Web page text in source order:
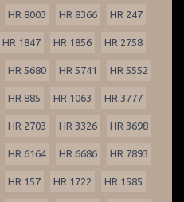
HR 8003 HR 8366 HR 247
HR 1847 HR 1856 HR 2758
HR 5680 HR 5741 HR 5552
HR 885 HR 1063 HR 3777
HR 2703 HR 3326 HR 3698
HR 6164 HR 6686 HR 7893
HR 157 HR 1722 HR 1585